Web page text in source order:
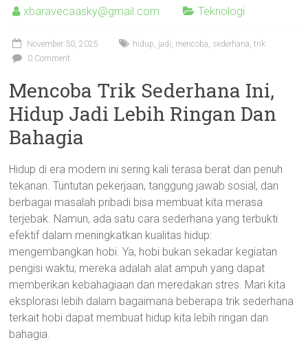
xbaravecaasky@gmail.com Teknologi
November 30, 2025 hidup, jadi, mencoba, sederhana,trik
0 Comment
Mencoba Trik Sederhana Ini,
Hidup Jadi Lebih Ringan Dan
Bahagia
Hidup di era modern ini sering kali terasa berat dan penuh
tekanan. Tuntutan pekerjaan, tanggung jawab sosial, dan
berbagai masalah pribadi bisa membuat kita merasa
terjebak. Namun, ada satu cara sederhana yang terbukti
efektif dalam meningkatkan kualitas hidup:
mengembangkan hobi. Ya, hobi bukan sekadar kegiatan
pengisi waktu; mereka adalah alat ampuh yang dapat
memberikan kebahagiaan dan meredakan stres. Mari kita
eksplorasi lebih dalam bagaimana beberapa trik sederhana
terkait hobi dapat membuat hidup kita lebih ringan dan
bahagia.